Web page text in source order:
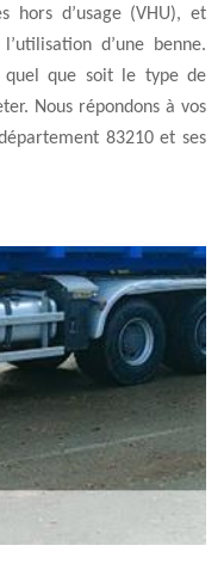
hors d’usage (VHU), et
d’une benne.
quel que soit le type de
Nous répondons à vos
83210 et ses